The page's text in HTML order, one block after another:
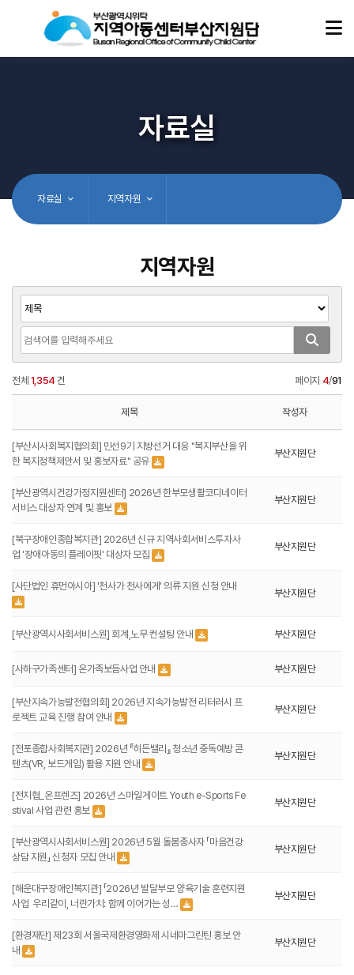
자료실
자료실 지역자원
지역자원
전체 1,354 건 페이지 4/91
제목 작성자
[부산시사회복지협의회] 민선9기 지방선거 대응 "복지부산을 위
한 복지정책제안서 및 홍보자료" 공유
부산지원단
[부산광역시건강가정지원센터] 2026년 한부모생활코디네이터
서비스 대상자 연계 및 홍보
부산지원단
[북구장애인종합복지관] 2026년 신규 지역사회서비스투자사
업 '장애아동의 플레이핏' 대상자 모집
부산지원단
[사단법인 휴먼아시아] '천사가 천사에게' 의류 지원 신청 안내
부산지원단
[부산광역시사회서비스원] 회계,노무 컨설팅 안내 부산지원단
[사하구가족센터] 온가족보듬사업 안내 부산지원단
[부산지속가능발전협의회] 2026년 지속가능발전 리터러시 프
로젝트 교육 진행 참여 안내
부산지원단
[전포종합사회복지관] 2026년 『히든밸리』 청소년 중독예방 콘
텐츠(VR, 보드게임) 활용 지원 안내
부산지원단
[전지협_온프렌즈] 2026년 스마일게이트 Youth e-Sports Fe
stival 사업 관련 홍보
부산지원단
[부산광역시사회서비스원] 2026년 5월 돌봄종사자 「마음건강
상담 지원」 신청자 모집 안내
부산지원단
[해운대구장애인복지관] 「2026년 발달부모 양육기술 훈련지원
사업 ­ 우리같이, 너란가치: 함께 이어가는 성…
부산지원단
[환경재단] 제23회 서울국제환경영화제 시네마그린틴 홍보 안
내
부산지원단